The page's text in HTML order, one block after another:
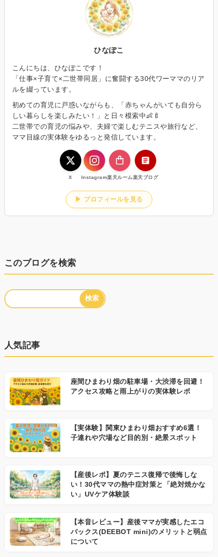
ひなぽこ
こんにちは、ひなぽこです！
「仕事×子育て×二世帯同居」に奮闘する30代ワーママのリア
ルを綴っています。
初めての育児に戸惑いながらも、「赤ちゃんがいても自分ら
しい暮らしを楽しみたい！」と日々模索中👶🍼
二世帯での育児の悩みや、夫婦で楽しむテニスや旅行など、
ママ目線の実体験をゆるっと発信しています。
X Instagram楽天ルーム楽天ブログ
▶ プロフィールを見る
このブログを検索
人気記事
座間ひまわり畑の駐車場・大渋滞を回避！
アクセス攻略と雨上がりの実体験レポ
【実体験】関東ひまわり畑おすすめ6選！
子連れや穴場など目的別・絶景スポット
【産後レポ】夏のテニス復帰で後悔しな
い！30代ママの熱中症対策と「絶対焼かな
い」UVケア体験談
【本音レビュー】産後ママが実感したエコ
バックス(DEEBOT mini)のメリットと弱点
について